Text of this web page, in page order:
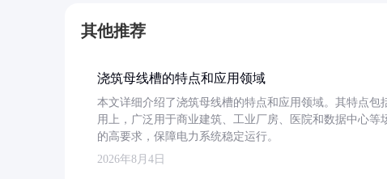
其他推荐
浇筑母线槽的特点和应用领域
本文详细介绍了浇筑母线槽的特点和应用领域。其特点
用上，广泛用于商业建筑、工业厂房、医院和数据中心
的高要求，保障电力系统稳定运行。
2026年8月4日